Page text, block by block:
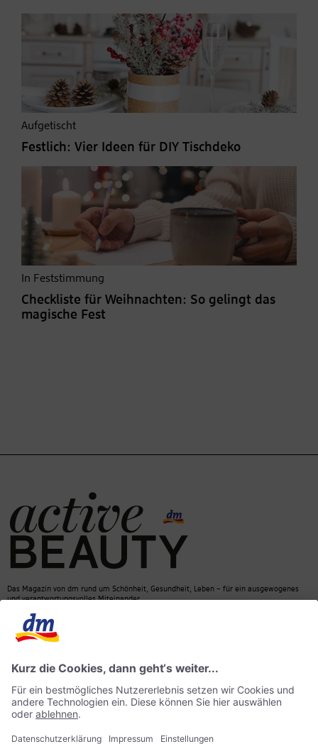
Aufgetischt
Festlich: Vier Ideen für DIY Tischdeko
In Feststimmung
Checkliste für Weihnachten: So gelingt das
magische Fest
Das Magazin von dm rund um Schönheit, Gesundheit, Leben – für ein ausgewogenes
und verantwortungsvolles Miteinander.